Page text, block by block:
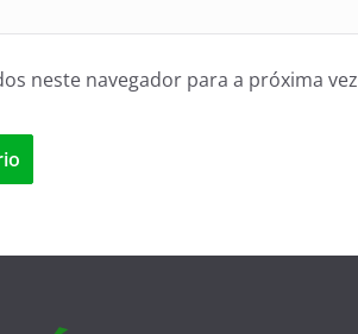
neste navegador para a próxima